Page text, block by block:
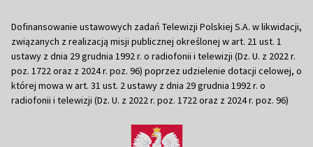
Dofinansowanie ustawowych zadań Telewizji Polskiej S.A. w likwidacji,
związanych z realizacją misji publicznej określonej w art. 21 ust. 1
ustawy z dnia 29 grudnia 1992 r. o radiofonii i telewizji (Dz. U. z 2022 r.
poz. 1722 oraz z 2024 r. poz. 96) poprzez udzielenie dotacji celowej, o
której mowa w art. 31 ust. 2 ustawy z dnia 29 grudnia 1992 r. o
radiofonii i telewizji (Dz. U. z 2022 r. poz. 1722 oraz z 2024 r. poz. 96)